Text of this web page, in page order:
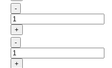
-
+
-
+